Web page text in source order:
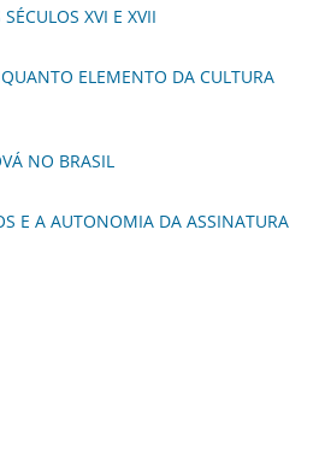
XVI E XVII
ELEMENTO DA CULTURA
NO BRASIL
E A AUTONOMIA DA ASSINATURA